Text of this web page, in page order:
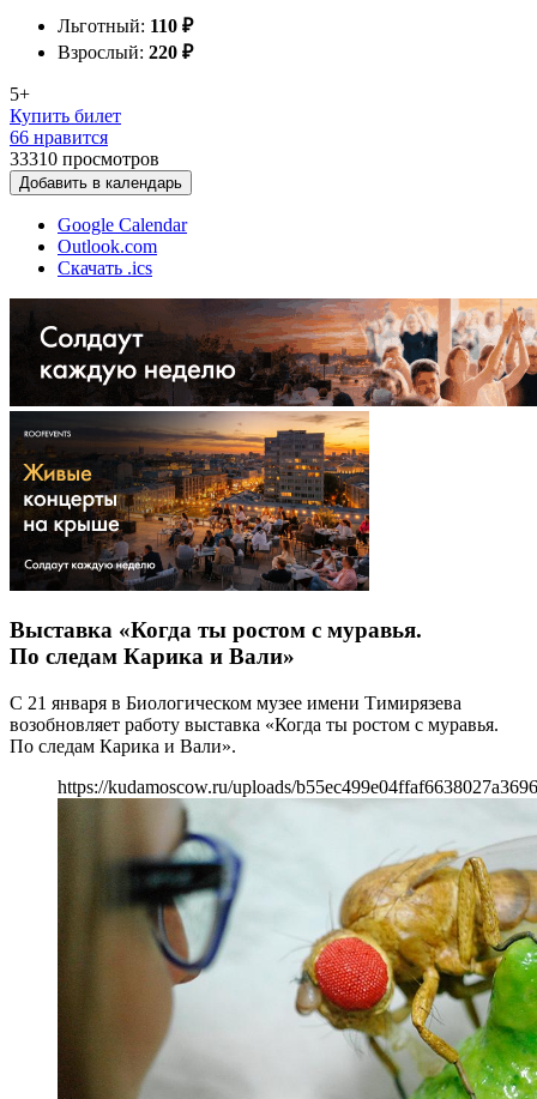
Льготный: 110 ₽
Взрослый: 220 ₽
5+
Купить билет
66 нравится
33310 просмотров
Добавить в календарь
Google Calendar
Outlook.com
Скачать .ics
Выставка «Когда ты ростом с муравья.
По следам Карика и Вали»
С 21 января в Биологическом музее имени Тимирязева
возобновляет работу выставка «Когда ты ростом с муравья.
По следам Карика и Вали».
https://kudamoscow.ru/uploads/